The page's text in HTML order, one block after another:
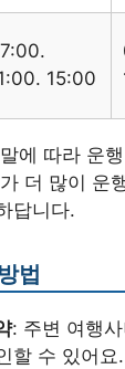
15:00
에 따라 운
더 많이 운
답니다.
법
: 주변 여행
할 수 있어요.